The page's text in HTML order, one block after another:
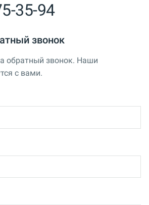
35-94
звонок
обратный звонок. Наши
с вами.